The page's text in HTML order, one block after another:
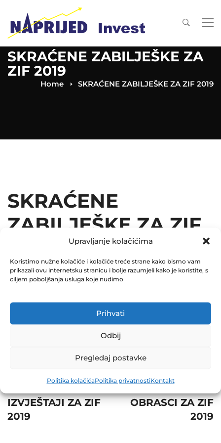
Upravljanje kolačićima
Koristimo nužne kolačiće i kolačiće treće strane kako bismo vam
prikazali ovu internetsku stranicu i bolje razumjeli kako je koristite, s
ciljem poboljšanja usluga koje nudimo
Prihvati
Odbij
Pregledaj postavke
Politika kolačićaPolitika privatnostiKontakt
SKRAĆENE ZABILJEŠKE ZA
ZIF 2019
Home SKRAĆENE ZABILJEŠKE ZA ZIF 2019
SKRAĆENE
ZABILJEŠKE ZA ZIF
August 2, 2019
0 Comments
Share
navigation
IZVJEŠTAJI ZA ZIF
2019
OBRASCI ZA ZIF
2019